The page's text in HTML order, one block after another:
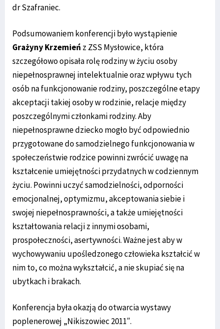
dr Szafraniec.
Podsumowaniem konferencji było wystąpienie
Grażyny Krzemień z ZSS Mysłowice, która
szczegółowo opisała rolę rodziny w życiu osoby
niepełnosprawnej intelektualnie oraz wpływu tych
osób na funkcjonowanie rodziny, poszczególne etapy
akceptacji takiej osoby w rodzinie, relacje między
poszczególnymi członkami rodziny. Aby
niepełnosprawne dziecko mogło być odpowiednio
przygotowane do samodzielnego funkcjonowania w
społeczeństwie rodzice powinni zwrócić uwagę na
kształcenie umiejętności przydatnych w codziennym
życiu. Powinni uczyć samodzielności, odporności
emocjonalnej, optymizmu, akceptowania siebie i
swojej niepełnosprawności, a także umiejętności
kształtowania relacji z innymi osobami,
prospołeczności, asertywności. Ważne jest aby w
wychowywaniu upośledzonego człowieka kształcić w
nim to, co można wykształcić, a nie skupiać się na
ubytkach i brakach.
Konferencja była okazją do otwarcia wystawy
poplenerowej „Nikiszowiec 2011″.